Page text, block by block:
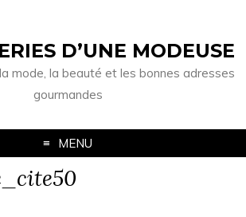
D’UNE MODEUSE
mode, la beauté et les bonnes adresses
gourmandes
MENU